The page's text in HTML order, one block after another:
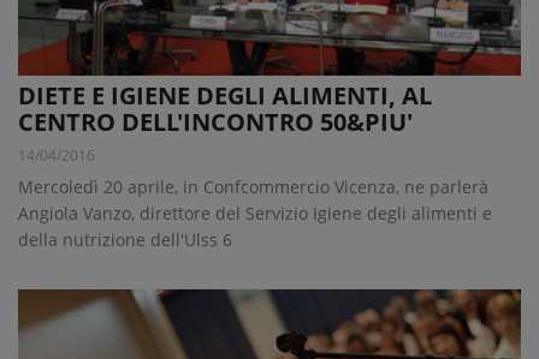
DIETE E IGIENE DEGLI ALIMENTI, AL
CENTRO DELL'INCONTRO 50&PIU'
14/04/2016
Mercoledì 20 aprile, in Confcommercio Vicenza, ne parlerà
Angiola Vanzo, direttore del Servizio Igiene degli alimenti e
della nutrizione dell'Ulss 6